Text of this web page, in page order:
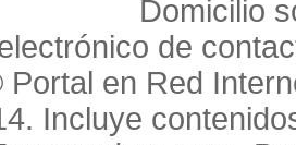
Domicilio
de
en Red
Incluye